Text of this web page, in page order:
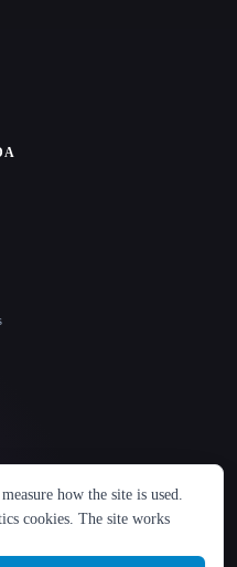
Русский 简体中文
how the site is used.
cookies. The site works